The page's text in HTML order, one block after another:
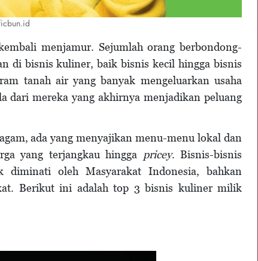
menjamur. Sejumlah orang berbondong-
di bisnis kuliner, baik bisnis kecil hingga bisnis
tanah air yang banyak mengeluarkan usaha
dari mereka yang akhirnya menjadikan peluang
ada yang menyajikan menu-menu lokal dan
yang terjangkau hingga pricey. Bisnis-bisnis
diminati oleh Masyarakat Indonesia, bahkan
Berikut ini adalah top 3 bisnis kuliner milik